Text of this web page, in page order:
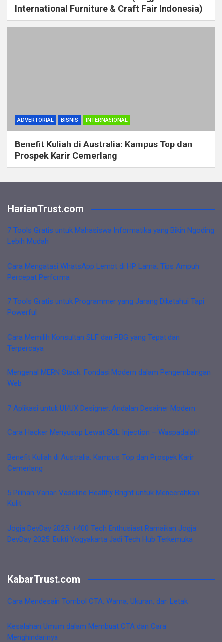
International Furniture & Craft Fair Indonesia)
ADVERTORIAL BISNIS INTERNASIONAL
Benefit Kuliah di Australia: Kampus Top dan
Prospek Karir Cemerlang
HarianTrust.com
7 Tools Gratis untuk Mahasiswa Informatika yang Bikin Ngoding
Lebih Mudah
Cara Mengatasi WhatsApp Lemot di HP Lama: Tips Ampuh
Percepat Performa
7 Tools Gratis untuk Programmer yang Jarang Diketahui Tapi
Powerful
Cara Memilih Konsultan SLF dan PBG yang Tepat dan
Terpercaya
Mengenal MERN Stack: Fondasi Modern dalam Pengembangan
Web
7 Aplikasi untuk UI/UX Designer: Andalan Desainer Modern
Cara Hacker Menyusup Lewat SQL Injection – Waspadalah!
Benefit Kuliah di Australia: Kampus Top dan Prospek Karir
Cemerlang
5 Pilihan Varian Vaseline Healthy Bright untuk Mencerahkan
Kulit
Jogja DevDay 2025: +400 Tech Enthusiast Ramaikan Jogja
DevDay 2025: Bukti Yogyakarta Jadi Tech Hub Terkemuka
KabarTrust.com
Cara Mendesain Tombol CTA: Warna, Ukuran, dan Letak
Kesalahan Umum dalam Membuat CTA dan Cara
Menghindarinya